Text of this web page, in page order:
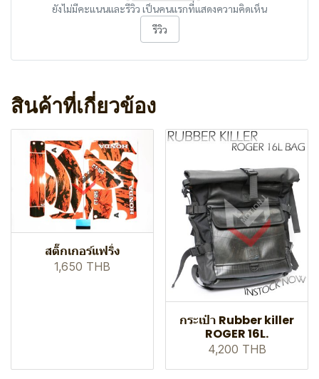
ยังไม่มีคะแนนและรีวิว เป็นคนแรกที่แสดงความคิดเห็น
รีวิว
สินค้าที่เกี่ยวข้อง
สติ๊กเกอร์แฟริ่ง
1,650 THB
กระเป๋า Rubber killer
ROGER 16L.
4,200 THB